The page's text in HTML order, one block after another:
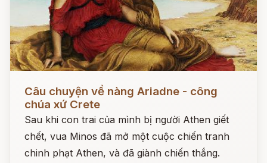
Câu chuyện về nàng Ariadne - công
chúa xứ Crete
Sau khi con trai của mình bị người Athen giết
chết, vua Minos đã mở một cuộc chiến tranh
chinh phạt Athen, và đã giành chiến thắng.